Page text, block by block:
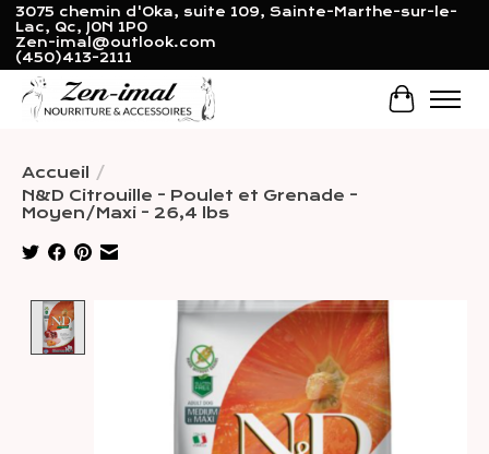
3075 chemin d'Oka, suite 109, Sainte-Marthe-sur-le-
Lac, Qc, J0N 1P0
Zen-imal@outlook.com
(450)413-2111
Panier
Accueil /
N&D Citrouille - Poulet et Grenade -
Moyen/Maxi - 26,4 lbs
Product image slideshow Items